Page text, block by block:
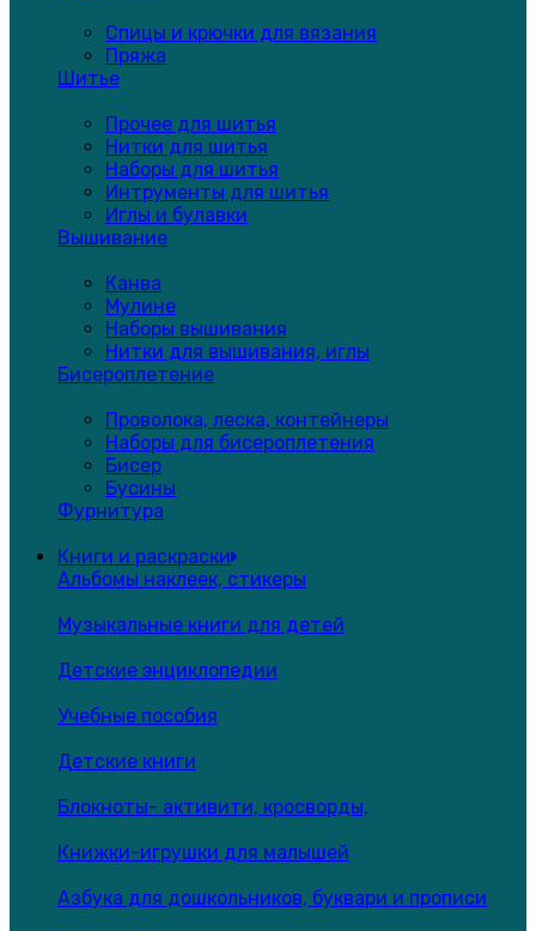
Спицы и крючки для вязания
Пряжа
Шитье
Прочее для шитья
Нитки для шитья
Наборы для шитья
Интрументы для шитья
Иглы и булавки
Вышивание
Канва
Мулине
Наборы вышивания
Нитки для вышивания, иглы
Бисероплетение
Проволока, леска, контейнеры
Наборы для бисероплетения
Бисер
Бусины
Фурнитура
Книги и раскраски
Альбомы наклеек, стикеры
Музыкальные книги для детей
Детские энциклопедии
Учебные пособия
Детские книги
Блокноты- активити, кросворды,
Книжки-игрушки для малышей
Азбука для дошкольников, буквари и прописи